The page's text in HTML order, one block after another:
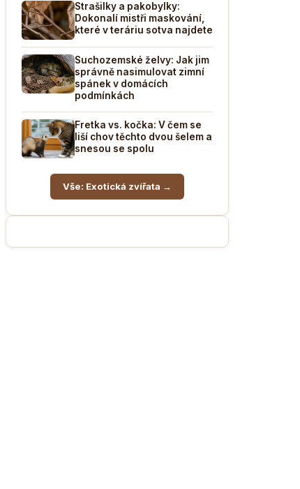
Strašilky a pakobylky:
Dokonalí mistři maskování,
které v teráriu sotva najdete
Suchozemské želvy: Jak jim
správně nasimulovat zimní
spánek v domácích
podmínkách
Fretka vs. kočka: V čem se
liší chov těchto dvou šelem a
snesou se spolu
Vše: Exotická zvířata →